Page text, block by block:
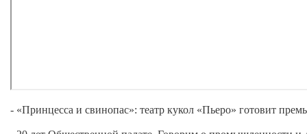
- «Принцесса и свинопас»: театр кукол «Пьеро» готовит